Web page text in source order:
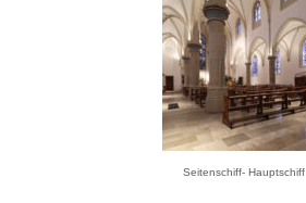
Seitenschiff- Hauptschiff